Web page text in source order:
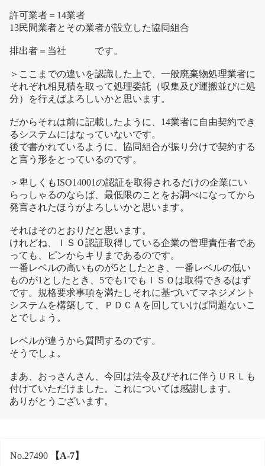
許可業者＝14業者
13民間業者とその業者が設立した協同組合
排出者＝当社 です。
＞ここまでの違いを認識した上で、一般廃棄物処理業者に
それぞれ相見積を取って処理委託（収集及び運搬並びに処
分）を行えばよろしいかと思います。
だからそれは前に記載したように、14業者に自由契約でき
るシステムにはなっていないです。
後で書かれているように、協同組合が振り分けで契約する
と言う形をとっているのです。
＞卑しくもISO14001の認証を取得されるだけの企業にい
らっしゃるのならば、最低限のことをお調べになってから
発言されたほうがよろしいかと思います。
それはそのとおりだと思います。
けれどね、ＩＳＯ認証取得している企業の管理責任者であ
っても、ピンからキリまであるのです。
一番レベルの高いものが5としたとき、一番レベルの低い
ものが1としたとき、5でも1でもＩＳＯは取得できるはず
です。規格要求事項を満たしそれに基づいてマネジメント
システムを構築して、ＰＤＣＡを回していけば問題ないこ
とでしょう。
レベルが違うから質問するのです。
そうでしょ。
まあ、おっさんさん、今回は法令及びそれに伴うＵＲＬも
付けていただけました。これについては感謝します。
ありがとうございます。
No.27490 【A-7】